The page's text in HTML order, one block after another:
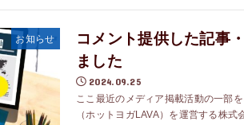
お知らせ
コメント提供した記事
ました
2024.09.25
ここ最近のメディア掲載活動の一部
（ホットヨガLAVA）を運営する株